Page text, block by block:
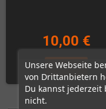
Unsere Webseite
von Drittanbietern
Du kannst jederzeit
nicht.
10,00 €
KAUFEN